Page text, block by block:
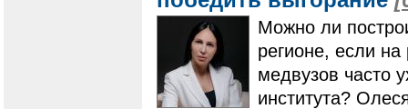
Можно ли
регионе, если
медвузов часто
института?